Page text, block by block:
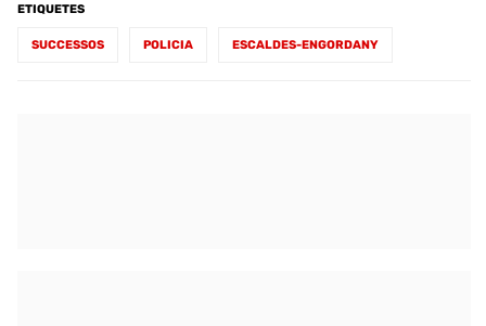
ETIQUETES
SUCCESSOS POLICIA ESCALDES-ENGORDANY